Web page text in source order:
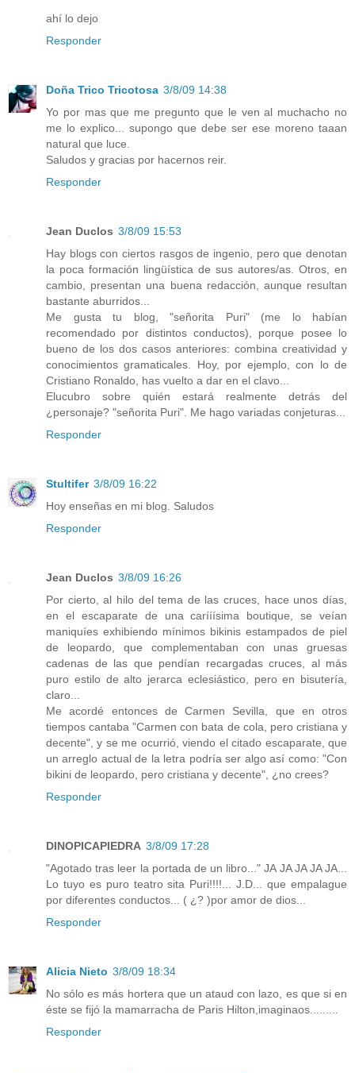
ahí lo dejo
Responder
Doña Trico Tricotosa 3/8/09 14:38
Yo por mas que me pregunto que le ven al muchacho no
me lo explico... supongo que debe ser ese moreno taaan
natural que luce.
Saludos y gracias por hacernos reir.
Responder
Jean Duclos 3/8/09 15:53
Hay blogs con ciertos rasgos de ingenio, pero que denotan
la poca formación lingüística de sus autores/as. Otros, en
cambio, presentan una buena redacción, aunque resultan
bastante aburridos...
Me gusta tu blog, "señorita Puri" (me lo habían
recomendado por distintos conductos), porque posee lo
bueno de los dos casos anteriores: combina creatividad y
conocimientos gramaticales. Hoy, por ejemplo, con lo de
Cristiano Ronaldo, has vuelto a dar en el clavo...
Elucubro sobre quién estará realmente detrás del
¿personaje? "señorita Puri". Me hago variadas conjeturas...
Responder
Stultifer 3/8/09 16:22
Hoy enseñas en mi blog. Saludos
Responder
Jean Duclos 3/8/09 16:26
Por cierto, al hilo del tema de las cruces, hace unos días,
en el escaparate de una carííísima boutique, se veían
maniquíes exhibiendo mínimos bikinis estampados de piel
de leopardo, que complementaban con unas gruesas
cadenas de las que pendían recargadas cruces, al más
puro estilo de alto jerarca eclesiástico, pero en bisutería,
claro...
Me acordé entonces de Carmen Sevilla, que en otros
tiempos cantaba "Carmen con bata de cola, pero cristiana y
decente", y se me ocurrió, viendo el citado escaparate, que
un arreglo actual de la letra podría ser algo así como: "Con
bikini de leopardo, pero cristiana y decente", ¿no crees?
Responder
DINOPICAPIEDRA 3/8/09 17:28
"Agotado tras leer la portada de un libro..." JA JA JA JA JA...
Lo tuyo es puro teatro sita Puri!!!!... J.D... que empalague
por diferentes conductos... ( ¿? )por amor de dios...
Responder
Alicia Nieto 3/8/09 18:34
No sólo es más hortera que un ataud con lazo, es que si en
éste se fijó la mamarracha de Paris Hilton,imaginaos.........
Responder